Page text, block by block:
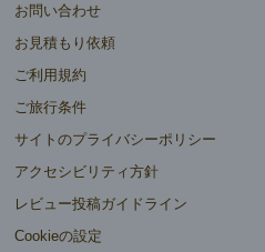
お問い合わせ
お見積もり依頼
ご利用規約
ご旅行条件
サイトのプライバシーポリシー
アクセシビリティ方針
レビュー投稿ガイドライン
Cookieの設定